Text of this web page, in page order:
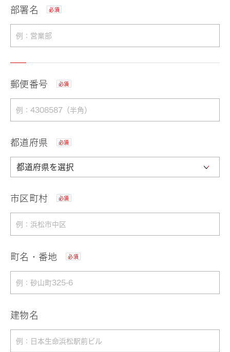
部署名 必須
郵便番号 必須
都道府県 必須
市区町村 必須
町名・番地 必須
建物名